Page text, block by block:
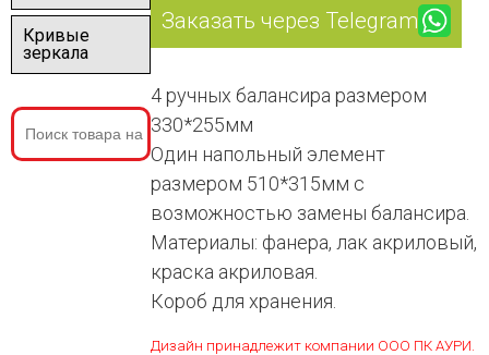
Кривые
зеркала
Заказать через Telegram
4 ручных балансира размером
330*255мм
Один напольный элемент
размером 510*315мм с
возможностью замены балансира.
Материалы: фанера, лак акриловый,
краска акриловая.
Короб для хранения.
Дизайн принадлежит компании ООО ПК АУРИ.